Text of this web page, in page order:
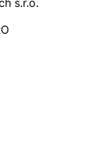
s.r.o.